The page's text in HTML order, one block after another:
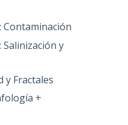
Contaminación
Salinización y
y Fractales
+